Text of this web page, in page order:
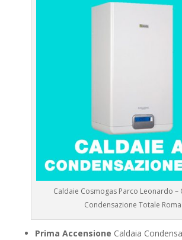
Caldaie Cosmogas Parco Leonardo –
Condensazione Totale Roma
Prima Accensione Caldaia